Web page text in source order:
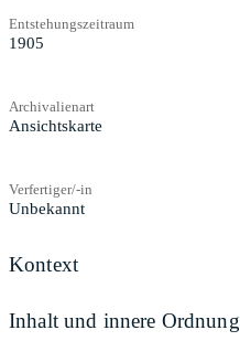
Entstehungszeitraum
1905
Archivalienart
Ansichtskarte
Verfertiger/-in
Unbekannt
Kontext
Inhalt und innere Ordnung